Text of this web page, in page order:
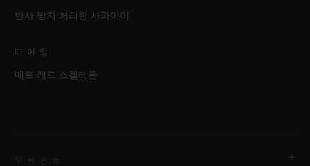
반사 방지 처리한 사파이어
다이얼
매트 레드 스켈레톤